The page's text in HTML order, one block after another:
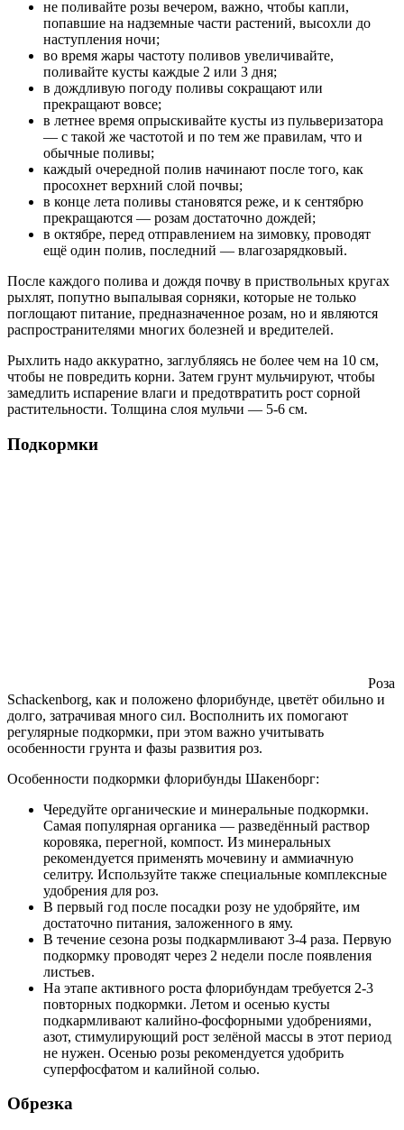
не поливайте розы вечером, важно, чтобы капли,
попавшие на надземные части растений, высохли до
наступления ночи;
во время жары частоту поливов увеличивайте,
поливайте кусты каждые 2 или 3 дня;
в дождливую погоду поливы сокращают или
прекращают вовсе;
в летнее время опрыскивайте кусты из пульверизатора
— с такой же частотой и по тем же правилам, что и
обычные поливы;
каждый очередной полив начинают после того, как
просохнет верхний слой почвы;
в конце лета поливы становятся реже, и к сентябрю
прекращаются — розам достаточно дождей;
в октябре, перед отправлением на зимовку, проводят
ещё один полив, последний — влагозарядковый.
После каждого полива и дождя почву в приствольных кругах
рыхлят, попутно выпалывая сорняки, которые не только
поглощают питание, предназначенное розам, но и являются
распространителями многих болезней и вредителей.
Рыхлить надо аккуратно, заглубляясь не более чем на 10 см,
чтобы не повредить корни. Затем грунт мульчируют, чтобы
замедлить испарение влаги и предотвратить рост сорной
растительности. Толщина слоя мульчи — 5-6 см.
Подкормки
Роза
Schackenborg, как и положено флорибунде, цветёт обильно и
долго, затрачивая много сил. Восполнить их помогают
регулярные подкормки, при этом важно учитывать
особенности грунта и фазы развития роз.
Особенности подкормки флорибунды Шакенборг:
Чередуйте органические и минеральные подкормки.
Самая популярная органика — разведённый раствор
коровяка, перегной, компост. Из минеральных
рекомендуется применять мочевину и аммиачную
селитру. Используйте также специальные комплексные
удобрения для роз.
В первый год после посадки розу не удобряйте, им
достаточно питания, заложенного в яму.
В течение сезона розы подкармливают 3-4 раза. Первую
подкормку проводят через 2 недели после появления
листьев.
На этапе активного роста флорибундам требуется 2-3
повторных подкормки. Летом и осенью кусты
подкармливают калийно-фосфорными удобрениями,
азот, стимулирующий рост зелёной массы в этот период
не нужен. Осенью розы рекомендуется удобрить
суперфосфатом и калийной солью.
Обрезка